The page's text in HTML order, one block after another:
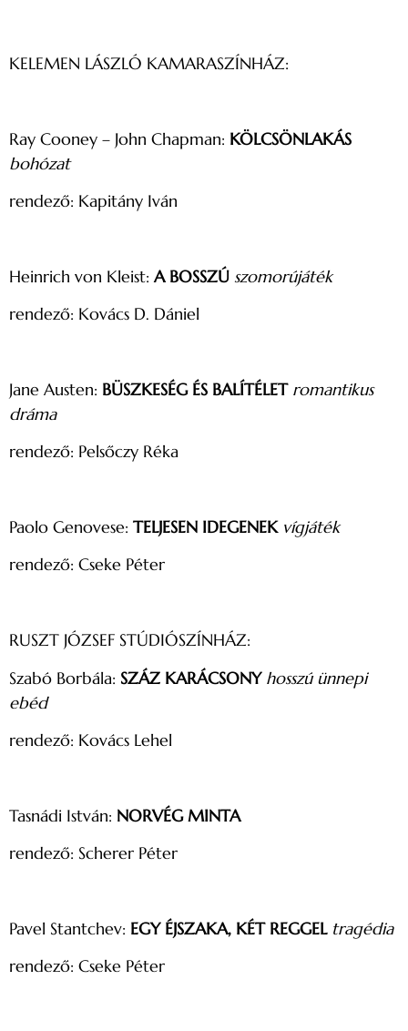
KELEMEN LÁSZLÓ KAMARASZÍNHÁZ:
Ray Cooney – John Chapman: KÖLCSÖNLAKÁS
bohózat
rendező: Kapitány Iván
Heinrich von Kleist:A BOSSZÚ szomorújáték
rendező: Kovács D. Dániel
Jane Austen: BÜSZKESÉG ÉS BALÍTÉLET romantikus
dráma
rendező: Pelsőczy Réka
Paolo Genovese: TELJESEN IDEGENEK vígjáték
rendező: Cseke Péter
RUSZT JÓZSEF STÚDIÓSZÍNHÁZ:
Szabó Borbála: SZÁZ KARÁCSONY hosszú ünnepi
ebéd
rendező: Kovács Lehel
Tasnádi István: NORVÉG MINTA
rendező: Scherer Péter
Pavel Stantchev: EGY ÉJSZAKA, KÉT REGGEL tragédia
rendező: Cseke Péter